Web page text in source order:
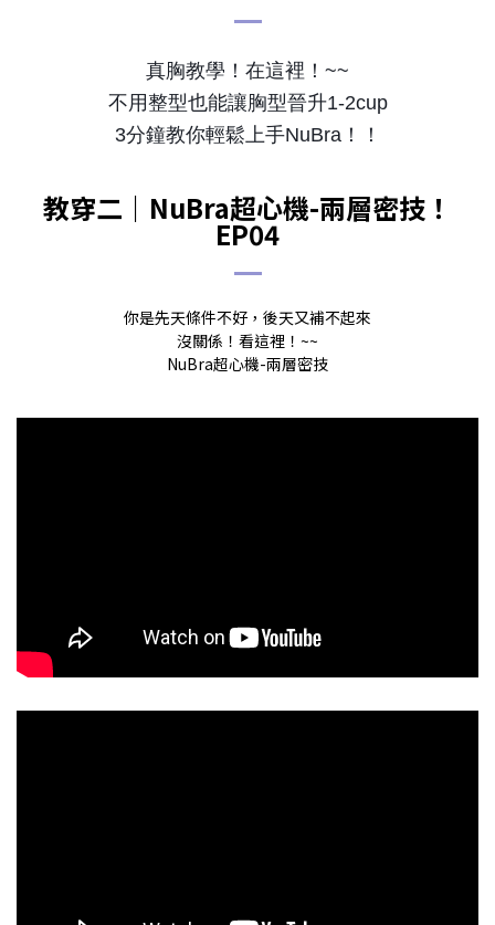
真胸教學！在這裡！~~
不用整型也能讓胸型晉升1-2cup
3分鐘教你輕鬆上手NuBra！！
教穿二｜NuBra超心機-兩層密技！
EP04
你是先天條件不好，後天又補不起來
沒關係！看這裡！~~
NuBra超心機-兩層密技